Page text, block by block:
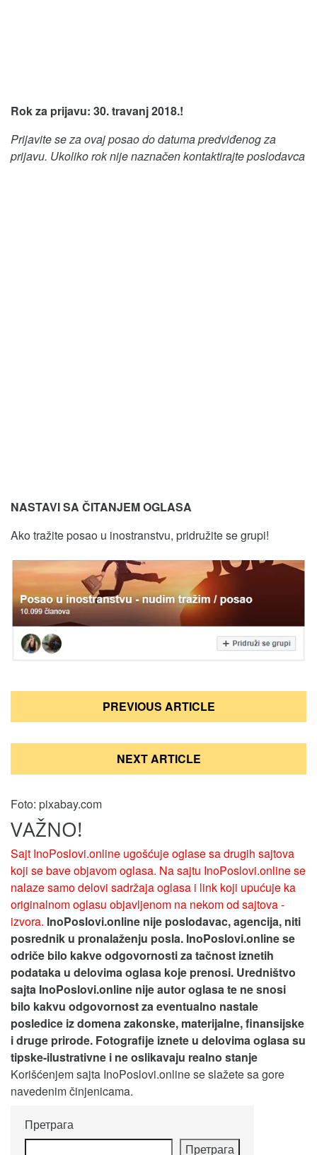
Rok za prijavu: 30. travanj 2018.!
Prijavite se za ovaj posao do datuma predviđenog za
prijavu. Ukoliko rok nije naznačen kontaktirajte poslodavca
NASTAVI SA ČITANJEM OGLASA
Ako tražite posao u inostranstvu, pridružite se grupi!
Кретање
PREVIOUS ARTICLE
NEXT ARTICLE
Foto: pixabay.com
VAŽNO!
Sajt InoPoslovi.online ugošćuje oglase sa drugih sajtova
koji se bave objavom oglasa. Na sajtu InoPoslovi.online se
nalaze samo delovi sadržaja oglasa i link koji upućuje ka
originalnom oglasu objavljenom na nekom od sajtova -
izvora. InoPoslovi.online nije poslodavac, agencija, niti
posrednik u pronalaženju posla. InoPoslovi.online se
odriče bilo kakve odgovornosti za tačnost iznetih
podataka u delovima oglasa koje prenosi. Uredništvo
sajta InoPoslovi.online nije autor oglasa te ne snosi
bilo kakvu odgovornost za eventualno nastale
posledice iz domena zakonske, materijalne, finansijske
i druge prirode. Fotografije iznete u delovima oglasa su
tipske-ilustrativne i ne oslikavaju realno stanje
Korišćenjem sajta InoPoslovi.online se slažete sa gore
navedenim činjenicama.
Претрага
Претрага